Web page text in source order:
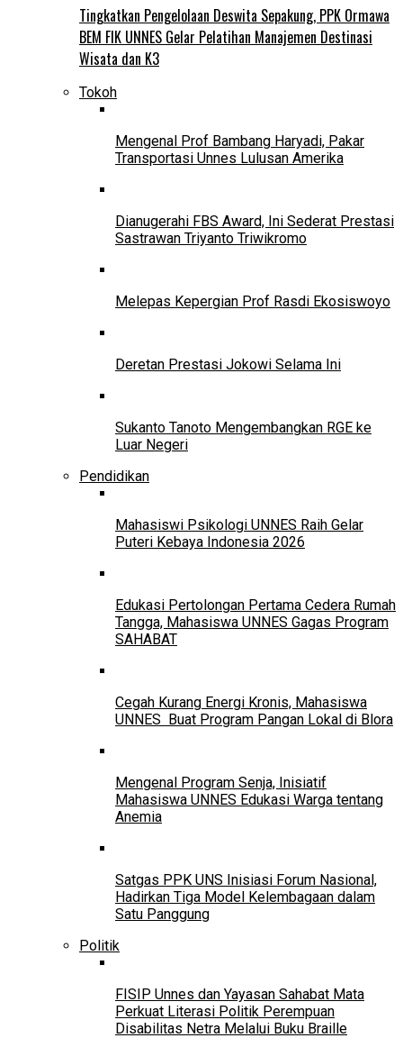
Tingkatkan Pengelolaan Deswita Sepakung, PPK Ormawa
BEM FIK UNNES Gelar Pelatihan Manajemen Destinasi
Wisata dan K3
Tokoh
Mengenal Prof Bambang Haryadi, Pakar
Transportasi Unnes Lulusan Amerika
Dianugerahi FBS Award, Ini Sederat Prestasi
Sastrawan Triyanto Triwikromo
Melepas Kepergian Prof Rasdi Ekosiswoyo
Deretan Prestasi Jokowi Selama Ini
Sukanto Tanoto Mengembangkan RGE ke
Luar Negeri
Pendidikan
Mahasiswi Psikologi UNNES Raih Gelar
Puteri Kebaya Indonesia 2026
Edukasi Pertolongan Pertama Cedera Rumah
Tangga, Mahasiswa UNNES Gagas Program
SAHABAT
Cegah Kurang Energi Kronis, Mahasiswa
UNNES Buat Program Pangan Lokal di Blora
Mengenal Program Senja, Inisiatif
Mahasiswa UNNES Edukasi Warga tentang
Anemia
Satgas PPK UNS Inisiasi Forum Nasional,
Hadirkan Tiga Model Kelembagaan dalam
Satu Panggung
Politik
FISIP Unnes dan Yayasan Sahabat Mata
Perkuat Literasi Politik Perempuan
Disabilitas Netra Melalui Buku Braille